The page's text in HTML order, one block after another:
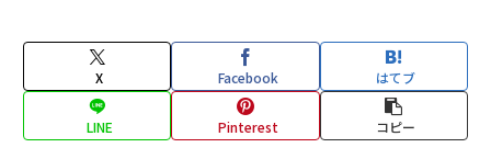
X Facebook はてブ
LINE Pinterest コピー